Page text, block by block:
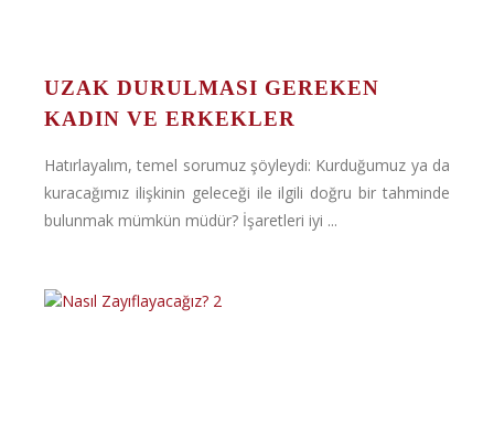
UZAK DURULMASI GEREKEN
KADIN VE ERKEKLER
Hatırlayalım, temel sorumuz şöyleydi: Kurduğumuz ya da
kuracağımız ilişkinin geleceği ile ilgili doğru bir tahminde
bulunmak mümkün müdür? İşaretleri iyi ...